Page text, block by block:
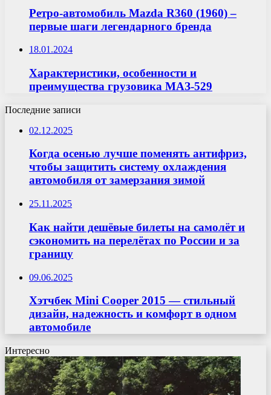
Ретро-автомобиль Mazda R360 (1960) –
первые шаги легендарного бренда
18.01.2024
Характеристики, особенности и
преимущества грузовика МАЗ-529
Последние записи
02.12.2025
Когда осенью лучше поменять антифриз,
чтобы защитить систему охлаждения
автомобиля от замерзания зимой
25.11.2025
Как найти дешёвые билеты на самолёт и
сэкономить на перелётах по России и за
границу
09.06.2025
Хэтчбек Mini Cooper 2015 — стильный
дизайн, надежность и комфорт в одном
автомобиле
Интересно